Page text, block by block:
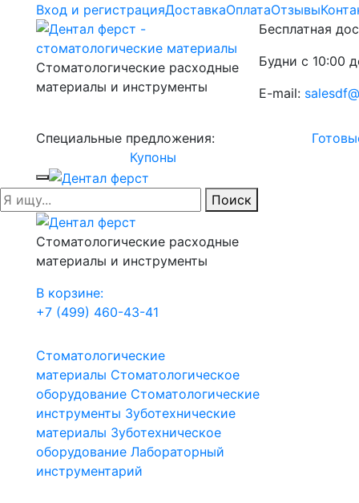
Вход и регистрацияДоставкаОплатаОтзывы
Стоматологические расходные
материалы и инструменты
Бесплатная
Будни с 10:00
E-mail:
Специальные предложения:
Купоны
Поиск
Стоматологические расходные
материалы и инструменты
В корзине:
+7 (499) 460-43-41
Стоматологические
материалы Стоматологическое
оборудование Стоматологические
инструменты Зуботехнические
материалы Зуботехническое
оборудование Лабораторный
инструментарий